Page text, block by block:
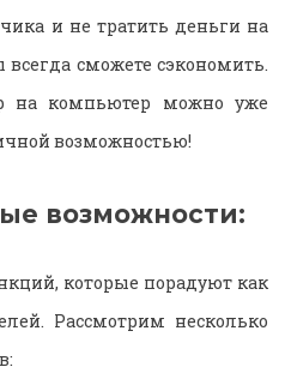
и не тратить деньги на
сможете сэкономить.
на компьютер можно уже
возможностью!
возможности:
которые порадуют как
Рассмотрим несколько